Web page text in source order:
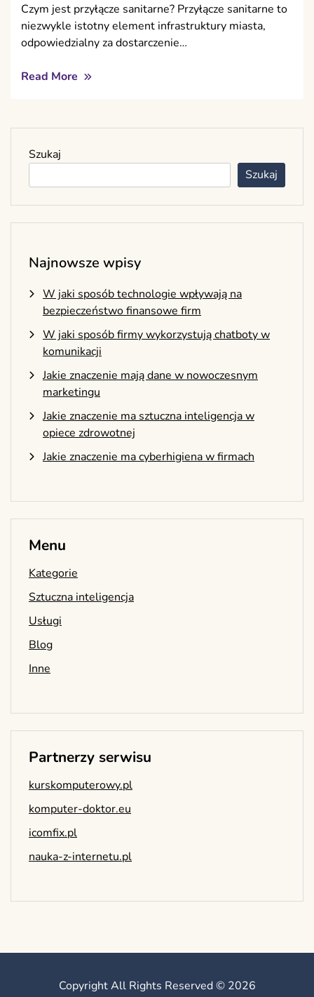
Czym jest przyłącze sanitarne? Przyłącze sanitarne to
niezwykle istotny element infrastruktury miasta,
odpowiedzialny za dostarczenie…
Read More
Szukaj
Szukaj
Najnowsze wpisy
W jaki sposób technologie wpływają na
bezpieczeństwo finansowe firm
W jaki sposób firmy wykorzystują chatboty w
komunikacji
Jakie znaczenie mają dane w nowoczesnym
marketingu
Jakie znaczenie ma sztuczna inteligencja w
opiece zdrowotnej
Jakie znaczenie ma cyberhigiena w firmach
Menu
Kategorie
Sztuczna inteligencja
Usługi
Blog
Inne
Partnerzy serwisu
kurskomputerowy.pl
komputer-doktor.eu
icomfix.pl
nauka-z-internetu.pl
Copyright All Rights Reserved © 2026